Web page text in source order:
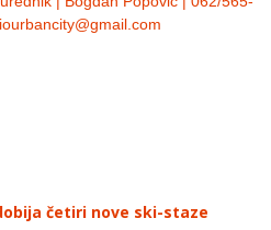
četiri nove ski-staze